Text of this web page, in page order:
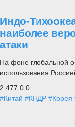
Индо-
наиболее
атаки
На фоне глобальной
использования
2 477 0 0
#Китай #КНДР #Корея